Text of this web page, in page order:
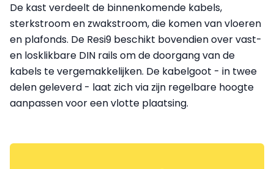
De kast verdeelt de binnenkomende kabels,
sterkstroom en zwakstroom, die komen van vloeren
en plafonds. De Resi9 beschikt bovendien over vast-
en losklikbare DIN rails om de doorgang van de
kabels te vergemakkelijken. De kabelgoot - in twee
delen geleverd - laat zich via zijn regelbare hoogte
aanpassen voor een vlotte plaatsing.